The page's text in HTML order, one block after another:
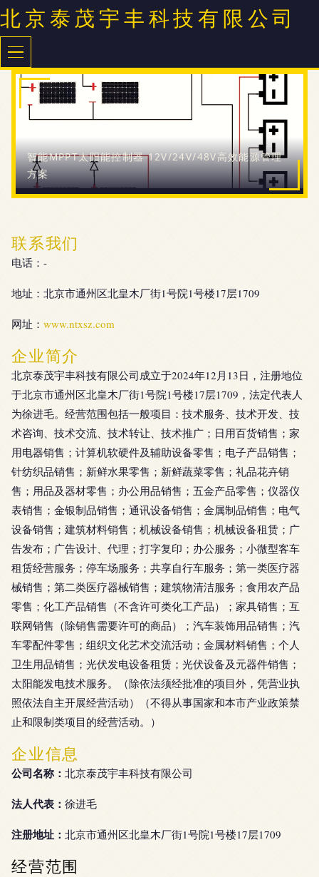
北京泰茂宇丰科技有限公司
智能MPPT太阳能控制器 12V/24V/48V高效能源管理
方案
联系我们
电话：-
地址：北京市通州区北皇木厂街1号院1号楼17层1709
网址： www.ntxsz.com
企业简介
北京泰茂宇丰科技有限公司成立于2024年12月13日，注册地位
于北京市通州区北皇木厂街1号院1号楼17层1709，法定代表人
为徐进毛。经营范围包括一般项目：技术服务、技术开发、技
术咨询、技术交流、技术转让、技术推广；日用百货销售；家
用电器销售；计算机软硬件及辅助设备零售；电子产品销售；
针纺织品销售；新鲜水果零售；新鲜蔬菜零售；礼品花卉销
售；用品及器材零售；办公用品销售；五金产品零售；仪器仪
表销售；金银制品销售；通讯设备销售；金属制品销售；电气
设备销售；建筑材料销售；机械设备销售；机械设备租赁；广
告发布；广告设计、代理；打字复印；办公服务；小微型客车
租赁经营服务；停车场服务；共享自行车服务；第一类医疗器
械销售；第二类医疗器械销售；建筑物清洁服务；食用农产品
零售；化工产品销售（不含许可类化工产品）；家具销售；互
联网销售（除销售需要许可的商品）；汽车装饰用品销售；汽
车零配件零售；组织文化艺术交流活动；金属材料销售；个人
卫生用品销售；光伏发电设备租赁；光伏设备及元器件销售；
太阳能发电技术服务。（除依法须经批准的项目外，凭营业执
照依法自主开展经营活动）（不得从事国家和本市产业政策禁
止和限制类项目的经营活动。）
企业信息
公司名称： 北京泰茂宇丰科技有限公司
法人代表： 徐进毛
注册地址： 北京市通州区北皇木厂街1号院1号楼17层1709
经营范围